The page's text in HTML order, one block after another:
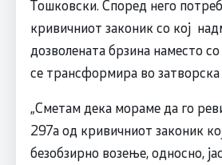
Тошковски. Според него
кривичниот законик со кој
дозволената брзина наместо
се трансформира во затворска
„Сметам дека мораме да го
297а од кривичниот законик
безобзирно возење, односно,